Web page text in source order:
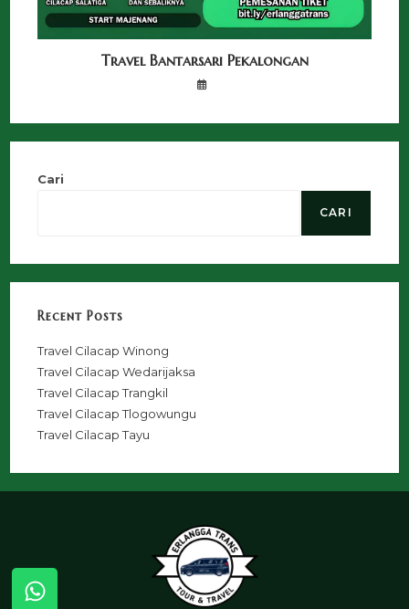
Travel Bantarsari Pekalongan
Cari
CARI
Recent Posts
Travel Cilacap Winong
Travel Cilacap Wedarijaksa
Travel Cilacap Trangkil
Travel Cilacap Tlogowungu
Travel Cilacap Tayu